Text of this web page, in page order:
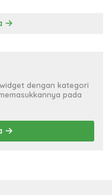
dengan kategori
pada